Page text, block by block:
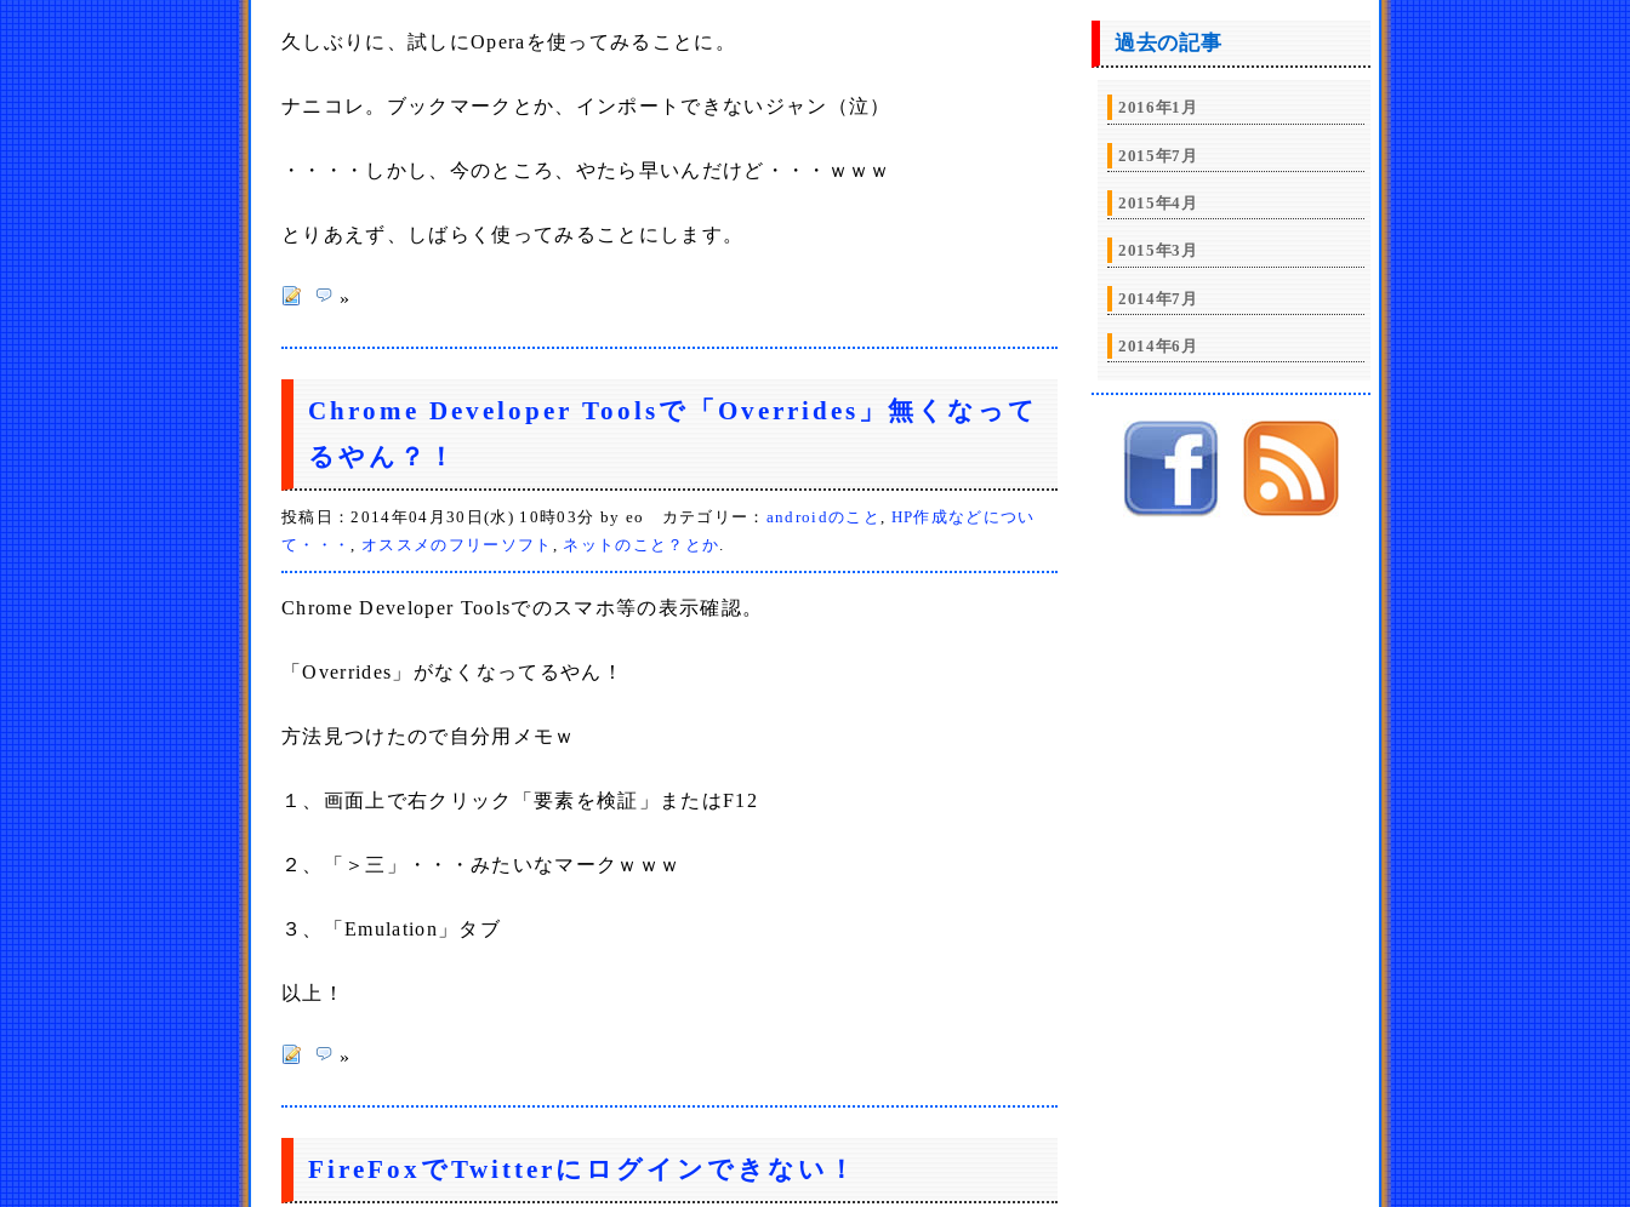
久しぶりに、試しにOperaを使ってみることに。
ナニコレ。ブックマークとか、インポートできないジャン（泣）
・・・・しかし、今のところ、やたら早いんだけど・・・ｗｗｗ
とりあえず、しばらく使ってみることにします。
»
Chrome Developer Toolsで「Overrides」無くなって
るやん？！
投稿日：2014年04月30日(水) 10時03分 by eo カテゴリー： androidのこと, HP作成などについ
て・・・, オススメのフリーソフト , ネットのこと？とか.
Chrome Developer Toolsでのスマホ等の表示確認。
「Overrides」がなくなってるやん！
方法見つけたので自分用メモｗ
１、画面上で右クリック「要素を検証」またはF12
２、「＞三」・・・みたいなマークｗｗｗ
３、「Emulation」タブ
以上！
»
FireFoxでTwitterにログインできない！
過去の記事
2016年1月
2015年7月
2015年4月
2015年3月
2014年7月
2014年6月